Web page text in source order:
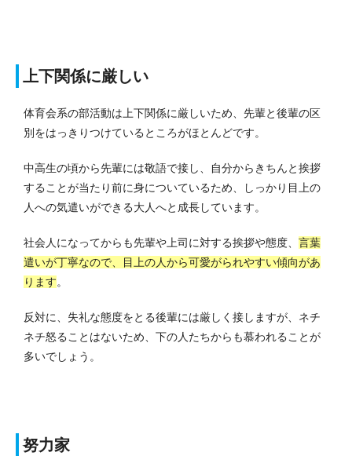
上下関係に厳しい
体育会系の部活動は上下関係に厳しいため、先輩と後輩の区
別をはっきりつけているところがほとんどです。
中高生の頃から先輩には敬語で接し、自分からきちんと挨拶
することが当たり前に身についているため、しっかり目上の
人への気遣いができる大人へと成長しています。
社会人になってからも先輩や上司に対する挨拶や態度、 言葉
遣いが丁寧なので、目上の人から可愛がられやすい傾向があ
ります。
反対に、失礼な態度をとる後輩には厳しく接しますが、ネチ
ネチ怒ることはないため、下の人たちからも慕われることが
多いでしょう。
努力家